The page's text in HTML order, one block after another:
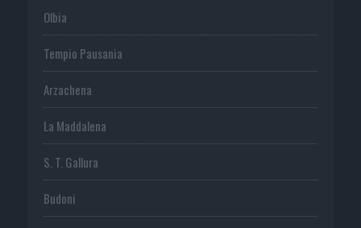
Olbia
Tempio Pausania
Arzachena
La Maddalena
S. T. Gallura
Budoni